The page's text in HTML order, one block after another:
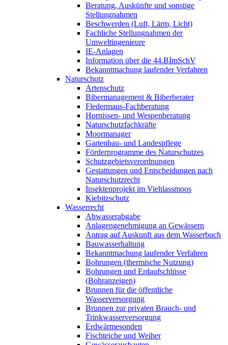
Beratung, Auskünfte und sonstige
Stellungnahmen
Beschwerden (Luft, Lärm, Licht)
Fachliche Stellungnahmen der
Umweltingenieure
IE-Anlagen
Information über die 44.BImSchV
Bekanntmachung laufender Verfahren
Naturschutz
Artenschutz
Bibermanagement & Biberberater
Fledermaus-Fachberatung
Hornissen- und Wespenberatung
Naturschutzfachkräfte
Moormanager
Gartenbau- und Landespflege
Förderprogramme des Naturschutzes
Schutzgebietsverordnungen
Gestattungen und Entscheidungen nach
Naturschutzrecht
Insektenprojekt im Viehlassmoos
Kiebitzschutz
Wasserrecht
Abwasserabgabe
Anlagengenehmigung an Gewässern
Antrag auf Auskunft aus dem Wasserbuch
Bauwasserhaltung
Bekanntmachung laufender Verfahren
Bohrungen (thermische Nutzung)
Bohrungen und Erdaufschlüsse
(Bohranzeigen)
Brunnen für die öffentliche
Wasserversorgung
Brunnen zur privaten Brauch- und
Trinkwasserversorgung
Erdwärmesonden
Fischteiche und Weiher